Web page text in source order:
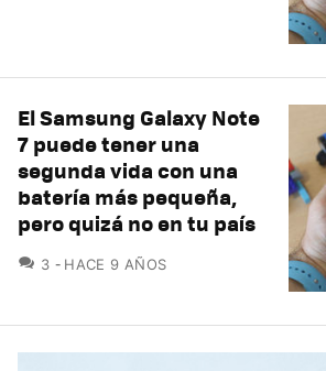
El Samsung Galaxy Note
7 puede tener una
segunda vida con una
batería más pequeña,
pero quizá no en tu país
3 COMENTARIOS
HACE 9 AÑOS